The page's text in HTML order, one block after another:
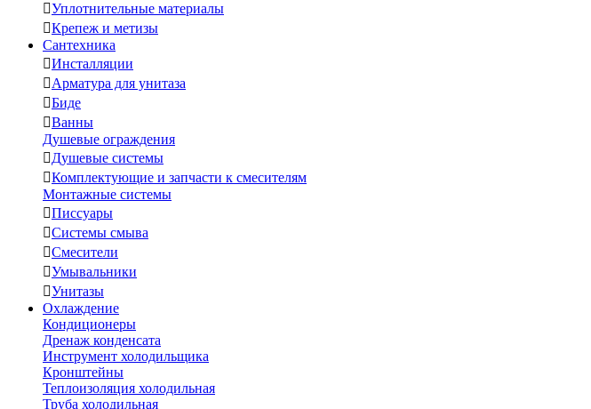
Уплотнительные материалы
Крепеж и метизы
Сантехника
Инсталляции
Арматура для унитаза
Биде
Ванны
Душевые ограждения
Душевые системы
Комплектующие и запчасти к смесителям
Монтажные системы
Писсуары
Системы смыва
Смесители
Умывальники
Унитазы
Охлаждение
Кондиционеры
Дренаж конденсата
Инструмент холодильщика
Кронштейны
Теплоизоляция холодильная
Труба холодильная